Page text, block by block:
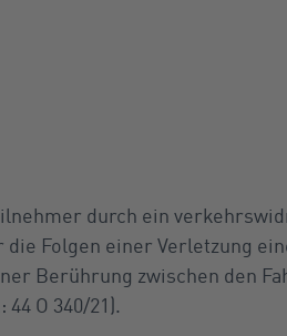
durch ein
Folgen einer Verletzung
Berührung zwischen den
O 340/21).